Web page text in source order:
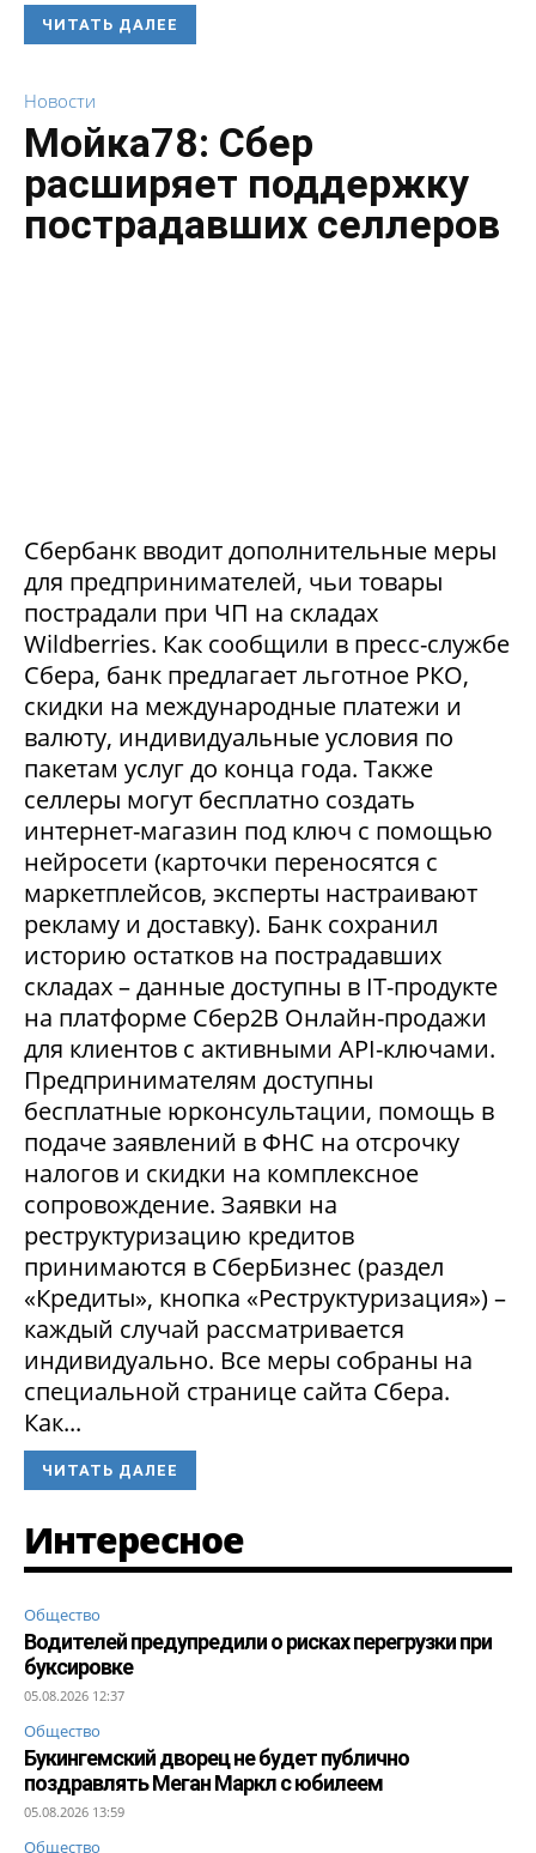
ЧИТАТЬ ДАЛЕЕ
Новости
Мойка78: Сбер
расширяет поддержку
пострадавших селлеров
Сбербанк вводит дополнительные меры
для предпринимателей, чьи товары
пострадали при ЧП на складах
Wildberries. Как сообщили в пресс-службе
Сбера, банк предлагает льготное РКО,
скидки на международные платежи и
валюту, индивидуальные условия по
пакетам услуг до конца года. Также
селлеры могут бесплатно создать
интернет-магазин под ключ с помощью
нейросети (карточки переносятся с
маркетплейсов, эксперты настраивают
рекламу и доставку). Банк сохранил
историю остатков на пострадавших
складах – данные доступны в IT-продукте
на платформе Сбер2В Онлайн-продажи
для клиентов с активными API-ключами.
Предпринимателям доступны
бесплатные юрконсультации, помощь в
подаче заявлений в ФНС на отсрочку
налогов и скидки на комплексное
сопровождение. Заявки на
реструктуризацию кредитов
принимаются в СберБизнес (раздел
«Кредиты», кнопка «Реструктуризация») –
каждый случай рассматривается
индивидуально. Все меры собраны на
специальной странице сайта Сбера.
Как...
ЧИТАТЬ ДАЛЕЕ
Интересное
Общество
Водителей предупредили о рисках перегрузки при
буксировке
05.08.2026 12:37
Общество
Букингемский дворец не будет публично
поздравлять Меган Маркл с юбилеем
05.08.2026 13:59
Общество